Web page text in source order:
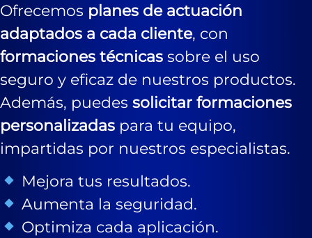
Ofrecemos planes de actuación
adaptados a cada cliente, con
formaciones técnicas sobre el uso
seguro y eficaz de nuestros productos.
Además, puedes solicitar formaciones
personalizadas para tu equipo,
impartidas por nuestros especialistas.
Mejora tus resultados.
Aumenta la seguridad.
Optimiza cada aplicación.